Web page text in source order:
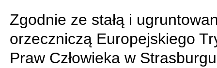
Zgodnie ze stałą i
orzeczniczą Europejskiego
Praw Człowieka w Strasburgu